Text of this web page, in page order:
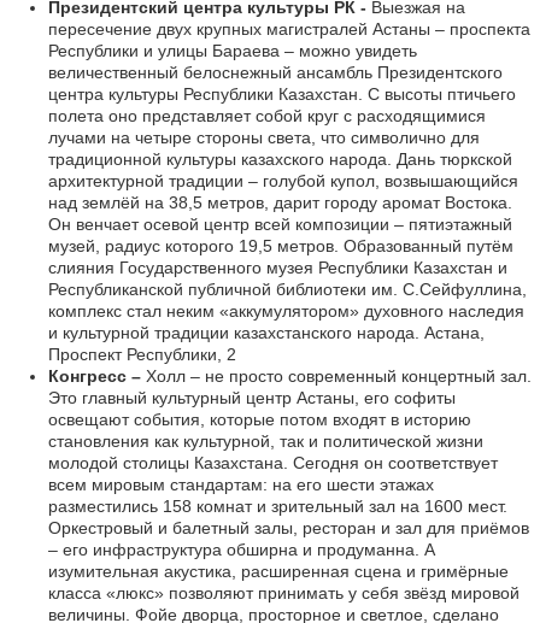
Президентский центра культуры РК - Выезжая на
пересечение двух крупных магистралей Астаны – проспекта
Республики и улицы Бараева – можно увидеть
величественный белоснежный ансамбль Президентского
центра культуры Республики Казахстан. С высоты птичьего
полета оно представляет собой круг с расходящимися
лучами на четыре стороны света, что символично для
традиционной культуры казахского народа. Дань тюркской
архитектурной традиции – голубой купол, возвышающийся
над землёй на 38,5 метров, дарит городу аромат Востока.
Он венчает осевой центр всей композиции – пятиэтажный
музей, радиус которого 19,5 метров. Образованный путём
слияния Государственного музея Республики Казахстан и
Республиканской публичной библиотеки им. С.Сейфуллина,
комплекс стал неким «аккумулятором» духовного наследия
и культурной традиции казахстанского народа. Астана,
Проспект Республики, 2
Конгресс – Холл – не просто современный концертный зал.
Это главный культурный центр Астаны, его софиты
освещают события, которые потом входят в историю
становления как культурной, так и политической жизни
молодой столицы Казахстана. Сегодня он соответствует
всем мировым стандартам: на его шести этажах
разместились 158 комнат и зрительный зал на 1600 мест.
Оркестровый и балетный залы, ресторан и зал для приёмов
– его инфраструктура обширна и продуманна. А
изумительная акустика, расширенная сцена и гримёрные
класса «люкс» позволяют принимать у себя звёзд мировой
величины. Фойе дворца, просторное и светлое, сделано